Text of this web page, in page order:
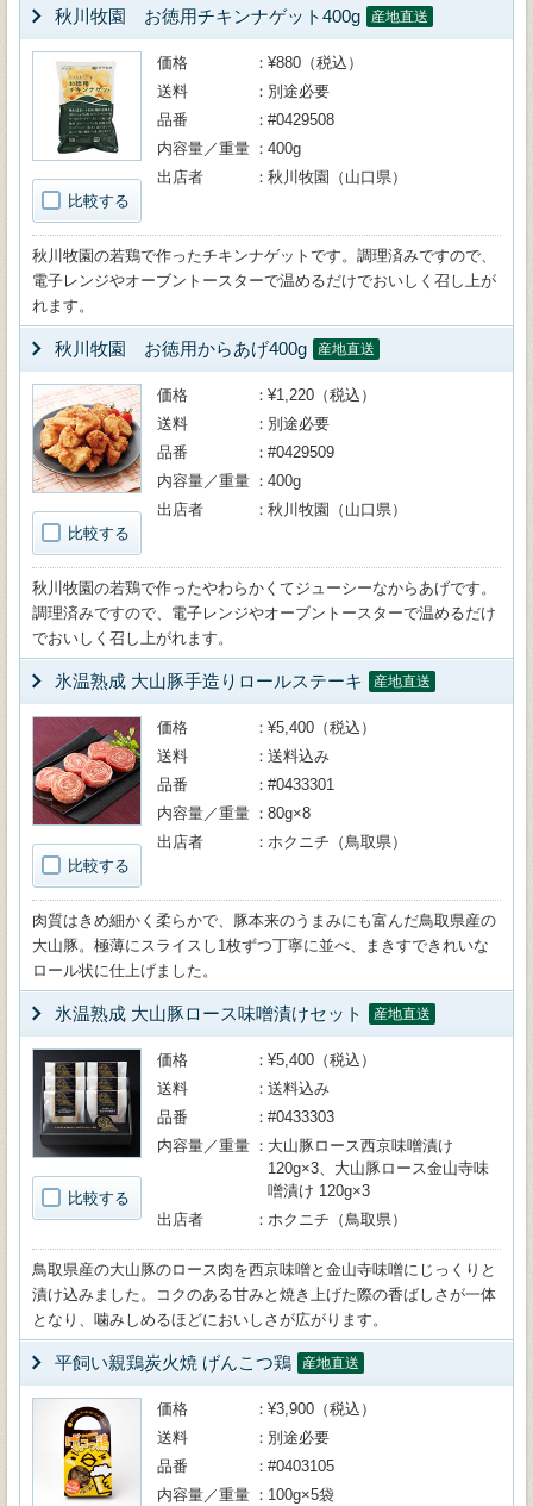
秋川牧園 お徳用チキンナゲット400g 産地直送
比較する
価格
¥880（税込）
送料
別途必要
品番
#0429508
内容量／重量
400g
出店者
秋川牧園（山口県）
秋川牧園の若鶏で作ったチキンナゲットです。調理済みですので、
電子レンジやオーブントースターで温めるだけでおいしく召し上が
れます。
秋川牧園 お徳用からあげ400g 産地直送
比較する
価格
¥1,220（税込）
送料
別途必要
品番
#0429509
内容量／重量
400g
出店者
秋川牧園（山口県）
秋川牧園の若鶏で作ったやわらかくてジューシーなからあげです。
調理済みですので、電子レンジやオーブントースターで温めるだけ
でおいしく召し上がれます。
氷温熟成 大山豚手造りロールステーキ 産地直送
比較する
価格
¥5,400（税込）
送料
送料込み
品番
#0433301
内容量／重量
80g×8
出店者
ホクニチ（鳥取県）
肉質はきめ細かく柔らかで、豚本来のうまみにも富んだ鳥取県産の
大山豚。極薄にスライスし1枚ずつ丁寧に並べ、まきすできれいな
ロール状に仕上げました。
氷温熟成 大山豚ロース味噌漬けセット 産地直送
比較する
価格
¥5,400（税込）
送料
送料込み
品番
#0433303
内容量／重量
大山豚ロース西京味噌漬け
120g×3、大山豚ロース金山寺味
噌漬け 120g×3
出店者
ホクニチ（鳥取県）
鳥取県産の大山豚のロース肉を西京味噌と金山寺味噌にじっくりと
漬け込みました。コクのある甘みと焼き上げた際の香ばしさが一体
となり、噛みしめるほどにおいしさが広がります。
平飼い親鶏炭火焼 げんこつ鶏 産地直送
価格
¥3,900（税込）
送料
別途必要
品番
#0403105
内容量／重量
100g×5袋